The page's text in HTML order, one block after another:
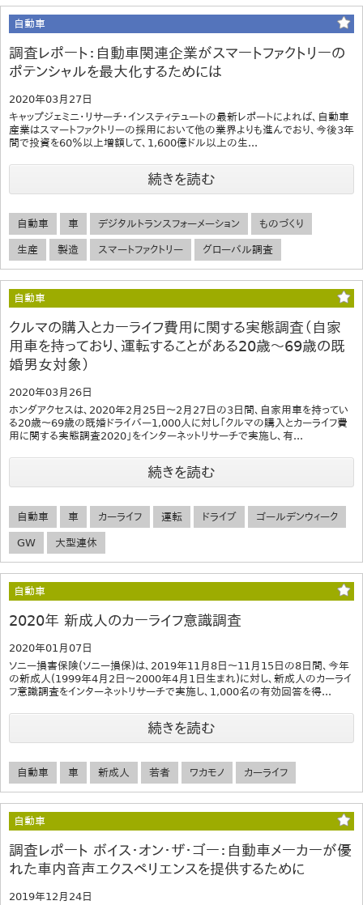
自動車
調査レポート：自動車関連企業がスマートファクトリーの
ポテンシャルを最大化するためには
2020年03月27日
キャップジェミニ・リサーチ・インスティテュートの最新レポートによれば、自動車
産業はスマートファクトリーの採用において他の業界よりも進んでおり、今後3年
間で投資を60％以上増額して、1,600億ドル以上の生...
続きを読む
自動車 車 デジタルトランスフォーメーション ものづくり
生産 製造 スマートファクトリー グローバル調査
自動車
クルマの購入とカーライフ費用に関する実態調査（自家
用車を持っており、運転することがある20歳～69歳の既
婚男女対象）
2020年03月26日
ホンダアクセスは、2020年2月25日～2月27日の3日間、自家用車を持ってい
る20歳～69歳の既婚ドライバー1,000人に対し「クルマの購入とカーライフ費
用に関する実態調査2020」をインターネットリサーチで実施し、有...
続きを読む
自動車 車 カーライフ 運転 ドライブ ゴールデンウィーク
GW 大型連休
自動車
2020年 新成人のカーライフ意識調査
2020年01月07日
ソニー損害保険(ソニー損保)は、2019年11月8日〜11月15日の8日間、今年
の新成人(1999年4月2日〜2000年4月1日生まれ)に対し、新成人のカーライ
フ意識調査をインターネットリサーチで実施し、1,000名の有効回答を得...
続きを読む
自動車 車 新成人 若者 ワカモノ カーライフ
自動車
調査レポート ボイス・オン・ザ・ゴー：自動車メーカーが優
れた車内音声エクスペリエンスを提供するために
2019年12月24日